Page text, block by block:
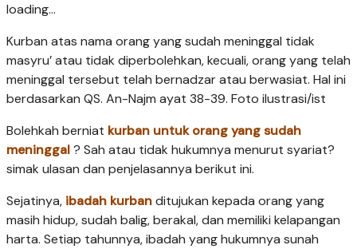
loading...
Kurban atas nama orang yang sudah meninggal tidak
masyru’ atau tidak diperbolehkan, kecuali, orang yang telah
meninggal tersebut telah bernadzar atau berwasiat. Hal ini
berdasarkan QS. An-Najm ayat 38-39. Foto ilustrasi/ist
Bolehkah berniat kurban untuk orang yang sudah
meninggal? Sah atau tidak hukumnya menurut syariat?
simak ulasan dan penjelasannya berikut ini.
Sejatinya, ibadah kurbanditujukan kepada orang yang
masih hidup, sudah balig, berakal, dan memiliki kelapangan
harta. Setiap tahunnya, ibadah yang hukumnya sunah